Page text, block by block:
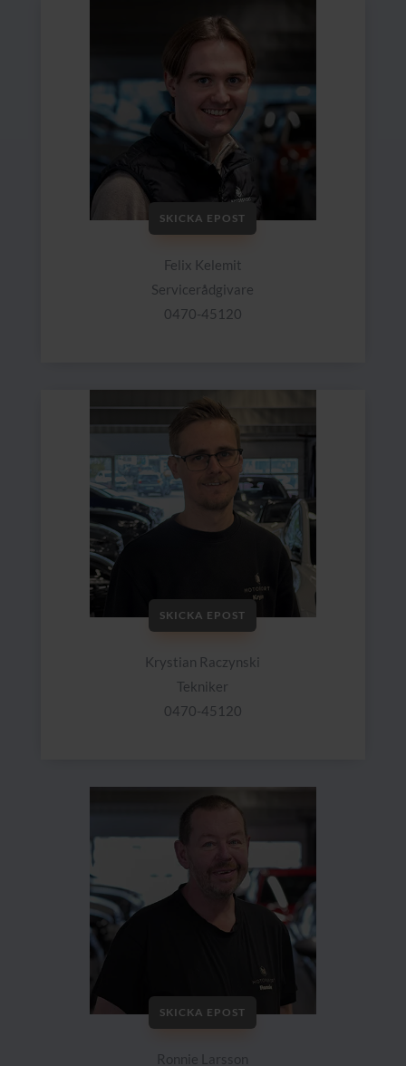
SKICKA EPOST
Felix Kelemit
Servicerådgivare
0470-45120
SKICKA EPOST
Krystian Raczynski
Tekniker
0470-45120
SKICKA EPOST
Ronnie Larsson